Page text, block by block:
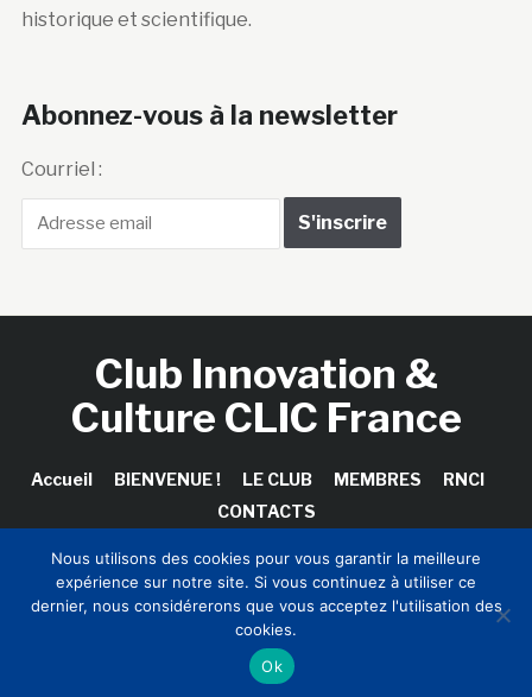
historique et scientifique.
Abonnez-vous à la newsletter
Courriel :
Club Innovation &
Culture CLIC France
Accueil BIENVENUE ! LE CLUB MEMBRES
RNCI
CONTACTS
Copyright © 2026 Club Innovation & Culture CLIC France /
Sinapses Conseils
Nous utilisons des cookies pour vous garantir la meilleure
expérience sur notre site. Si vous continuez à utiliser ce
dernier, nous considérerons que vous acceptez l'utilisation des
cookies.
Ok